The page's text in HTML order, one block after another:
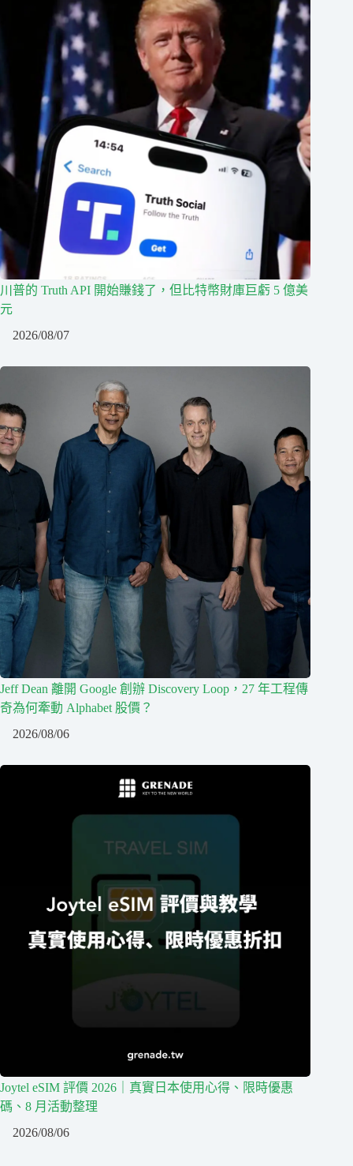
川普的 Truth API 開始賺錢了，但比特幣財庫巨虧 5 億美
元
2026/08/07
Jeff Dean 離開 Google 創辦 Discovery Loop，27 年工程傳
奇為何牽動 Alphabet 股價？
2026/08/06
Joytel eSIM 評價 2026｜真實日本使用心得、限時優惠
碼、8 月活動整理
2026/08/06